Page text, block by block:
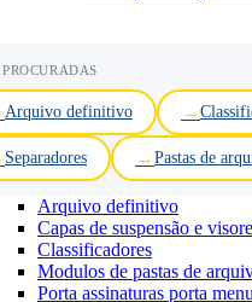
Arquivo definitivo
Separadores Pastas de
Arquivo definitivo
Capas de suspensão e
Classificadores
Modulos de pastas de
Porta assinaturas porta